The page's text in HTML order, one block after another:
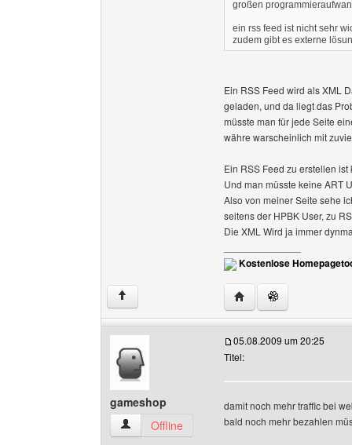
großen
ein rss feed ist nicht sehr
zudem gibt es externe
Ein RSS Feed wird als XML
geladen, und da liegt das
müsste man für jede Seite
währe warscheinlich mit
Ein RSS Feed zu erstellen
Und man müsste keine ART
Also von meiner Seite sehe
seitens der HPBK User, zu
Die XML Wird ja immer
Kostenlose
↑ Website dieses
gameshop
gameshop Benutzer-Profile anzeigen
Offline
05.08.2009 um 20:25
Titel:
damit noch mehr traffic bei
bald noch mehr bezahlen